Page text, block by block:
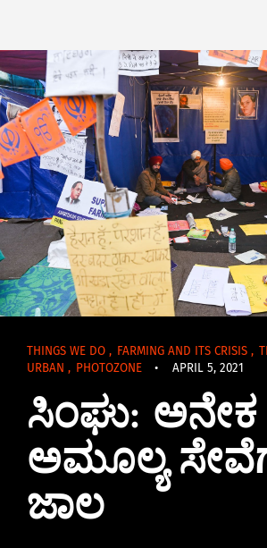
THINGS WE DO , FARMING AND ITS CRISIS ,
URBAN , PHOTOZONE • APRIL 5, 2021
ಸಿಂಘು: ಅನೇಕ
ಅಮೂಲ್ಯ
ಜಾಲ